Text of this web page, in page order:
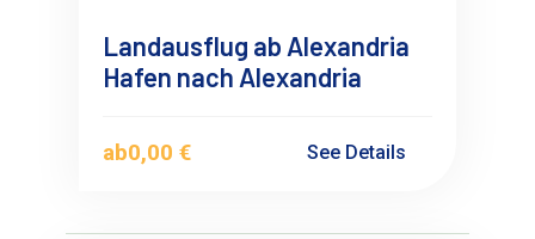
Landausflug ab Alexandria
Hafen nach Alexandria
ab0,00 € See Details